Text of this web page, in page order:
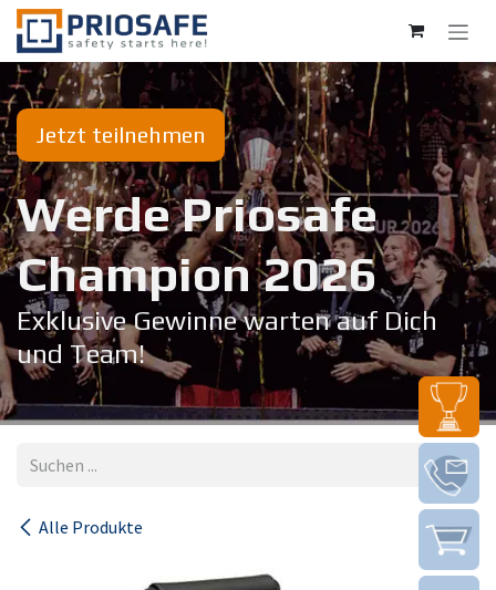
Zum Inhalt springen
Jetzt teilnehmen
Werde Priosafe
Champion 20​26
Exklusive Gewinne warten auf Dich
und Team!
Alle Produkte